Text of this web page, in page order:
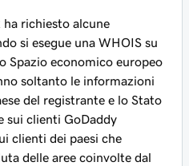
ha richiesto alcune
si esegue una WHOIS su
Spazio economico europeo
soltanto le informazioni
del registrante e lo Stato
sui clienti GoDaddy
clienti dei paesi che
delle aree coinvolte dal